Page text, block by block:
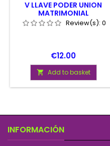
V LLAVE PODER UNION
MATRIMONIAL
Review(s): 0
Price
€12.00
 Add to basket
INFORMACIÓN